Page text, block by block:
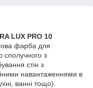
LUX PRO 10
фарба для
сполучного з
стін з
навантаженнями в
ванні тощо).